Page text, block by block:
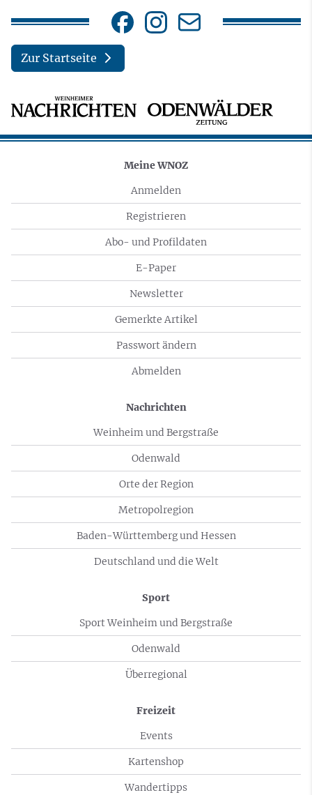
Zur Startseite
Meine WNOZ
Anmelden
Registrieren
Abo- und Profildaten
E-Paper
Newsletter
Gemerkte Artikel
Passwort ändern
Abmelden
Nachrichten
Weinheim und Bergstraße
Odenwald
Orte der Region
Metropolregion
Baden-Württemberg und Hessen
Deutschland und die Welt
Sport
Sport Weinheim und Bergstraße
Odenwald
Überregional
Freizeit
Events
Kartenshop
Wandertipps